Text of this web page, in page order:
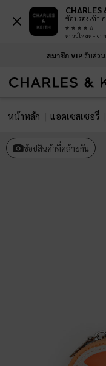
สมาชิก VIPรับส่วน
หน้าหลัก แอคเซสเซอรี่
ช้อปสินค้าที่คล้ายกัน
CHARLES
ช้อปรองเท้า
ดาวน์โหลด - จาก